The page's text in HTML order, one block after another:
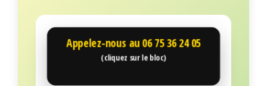
Appelez-nous au06 75 36 24 05
(cliquez sur le bloc)